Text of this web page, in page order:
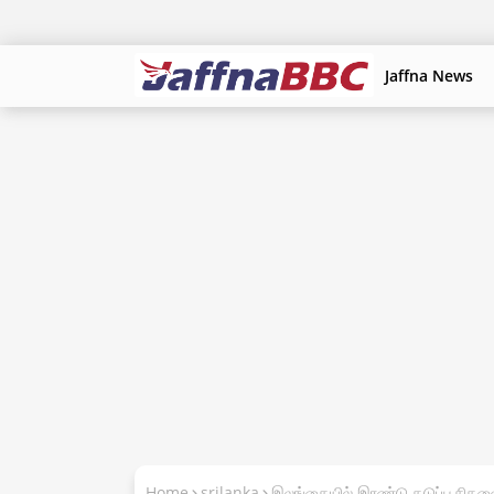
Jaffna News